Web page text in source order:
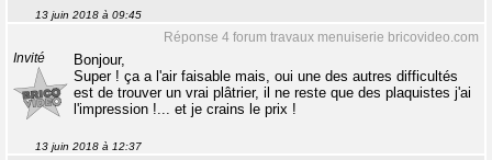
13 juin 2018 à 09:45
Réponse 4 forum travaux menuiserie bricovideo.com
Invité
Bonjour,
Super ! ça a l'air faisable mais, oui une des autres difficultés
est de trouver un vrai plâtrier, il ne reste que des plaquistes j'ai
l'impression !... et je crains le prix !
13 juin 2018 à 12:37